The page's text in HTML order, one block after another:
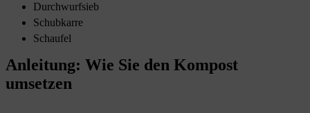
Durchwurfsieb
Schubkarre
Schaufel
Anleitung: Wie Sie den Kompost
umsetzen